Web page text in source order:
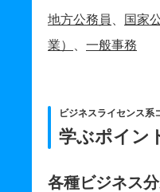
地方公務員 国家
業）
一般事務
ビジネスライセンス系
学ぶポイン
各種ビジネス